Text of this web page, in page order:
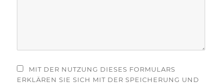
MIT DER NUTZUNG DIESES FORMULARS
ERKLÄREN SIE SICH MIT DER SPEICHERUNG UND